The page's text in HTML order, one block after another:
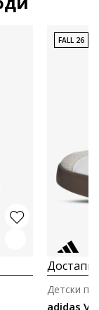
FALL 26
adidas VL
Детски